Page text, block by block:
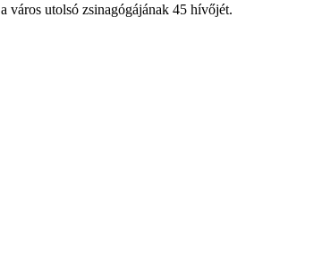
város utolsó zsinagógájának 45 hívőjét.